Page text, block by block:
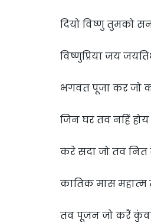
दियो विष्णु तुमको
विष्णुप्रिया जय
भगवत पूजा कर जो
जिन घर तव नहिं होय
करे सदा जो तव नित
कातिक मास महात्म
तव पूजन जो करैं